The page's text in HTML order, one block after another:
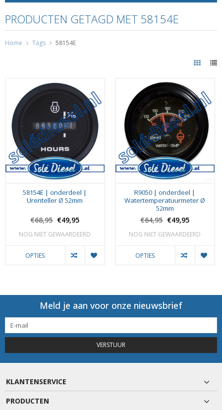
PRODUCTEN GETAGD MET 58154E
Home Tags 58154E
58154E | onderdeel |
Urenteller Ø 52mm
€68,95 €49,95
NOG NIET GEWAARDEERD
OPTIES
R9050 | onderdeel |
Watertemperatuurmeter Ø
52mm
€64,95 €49,95
NOG NIET GEWAARDEERD
OPTIES
Meld je aan voor onze nieuwsbrief
VERSTUUR
KLANTENSERVICE
PRODUCTEN